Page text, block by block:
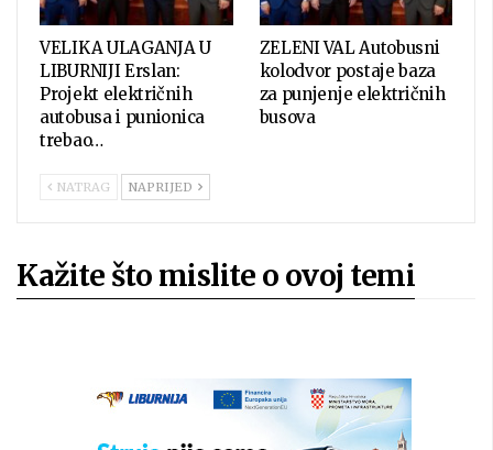
VELIKA ULAGANJA U
LIBURNIJI Erslan:
Projekt električnih
autobusa i punionica
trebao…
ZELENI VAL Autobusni
kolodvor postaje baza
za punjenje električnih
busova
NATRAG NAPRIJED
Kažite što mislite o ovoj temi